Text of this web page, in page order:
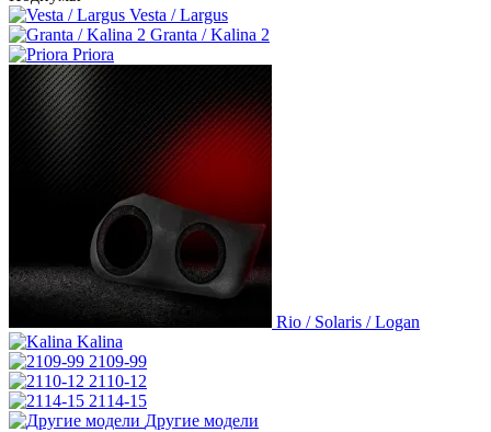
Vesta / Largus
Granta / Kalina 2
Priora
Rio / Solaris / Logan
Kalina
2109-99
2110-12
2114-15
Другие модели